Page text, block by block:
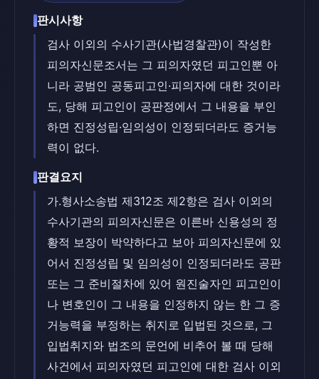
판시사항
검사 이외의 수사기관(사법경찰관)이 작성한
피의자신문조서는 그 피의자였던 피고인뿐 아
니라 공범인 공동피고인·피의자에 대한 것이라
도, 당해 피고인이 공판정에서 그 내용을 부인
하면 진정성립·임의성이 인정되더라도 증거능
력이 없다.
판결요지
가.형사소송법 제312조 제2항은 검사 이외의
수사기관의 피의자신문은 이른바 신용성의 정
황적 보장이 박약하다고 보아 피의자신문에 있
어서 진정성립 및 임의성이 인정되더라도 공판
또는 그 준비절차에 있어 원진술자인 피고인이
나 변호인이 그 내용을 인정하지 않는 한 그 증
거능력을 부정하는 취지로 입법된 것으로, 그
입법취지와 법조의 문언에 비추어 볼 때 당해
사건에서 피의자였던 피고인에 대한 검사 이외